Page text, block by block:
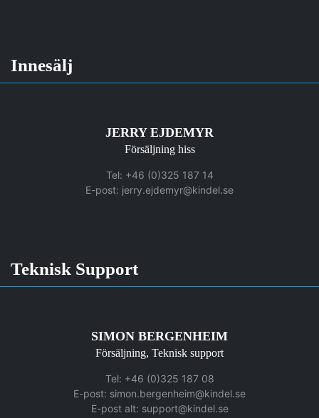
Innesälj
JERRY EJDEMYR
Försäljning hiss
Tel: +46 (0)325 187 14
E-post: jerry.ejdemyr@kindel.se
Teknisk Support
SIMON BERGENHEIM
Försäljning, Teknisk support
Tel: +46 (0)325 187 08
E-post: simon.bergenheim@kindel.se
E-post alt: support@kindel.se